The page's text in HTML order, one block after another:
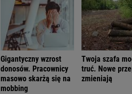
Gigantyczny wzrost
donosów. Pracownicy
masowo skarżą się na
mobbing
Twoja szafa
truć. Nowe
zmieniają